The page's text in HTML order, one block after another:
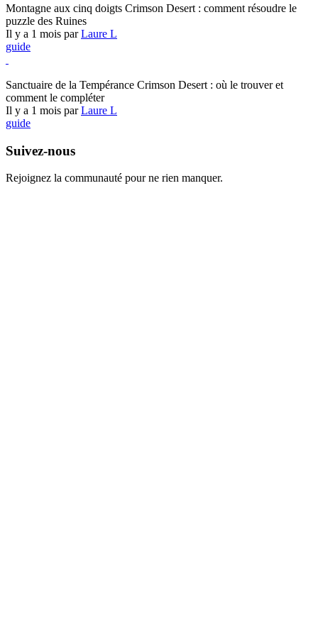
Montagne aux cinq doigts Crimson Desert : comment résoudre le
puzzle des Ruines
Il y a 1 mois parLaure L
guide
Sanctuaire de la Tempérance Crimson Desert : où le trouver et
comment le compléter
Il y a 1 mois parLaure L
guide
Suivez-nous
Rejoignez la communauté pour ne rien manquer.